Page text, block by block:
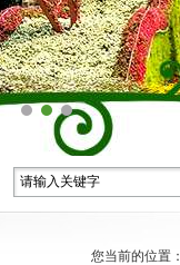
您当前的位置：